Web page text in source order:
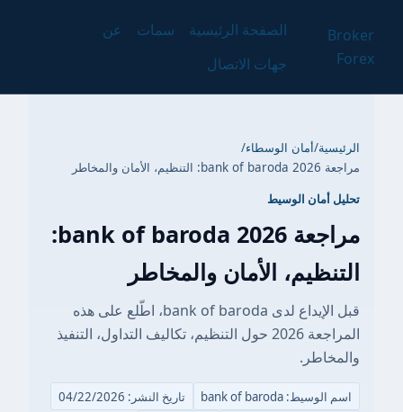
Broker
Forex
الصفحة الرئيسية سمات
عن
جهات الاتصال
الرئيسية/أمان الوسطاء/
مراجعة bank of baroda 2026: التنظيم، الأمان والمخاطر
تحليل أمان الوسيط
مراجعة bank of baroda 2026:
التنظيم، الأمان والمخاطر
قبل الإيداع لدى bank of baroda، اطّلع على هذه
المراجعة 2026 حول التنظيم، تكاليف التداول، التنفيذ
والمخاطر.
اسم الوسيط: bank of baroda
تاريخ النشر: 04/22/2026